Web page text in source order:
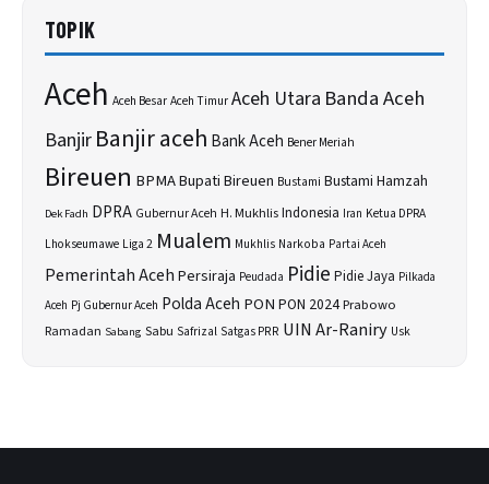
TOPIK
Aceh Aceh BesarAceh TimurAceh Utara Banda Aceh
BanjirBanjir aceh Bank Aceh Bener Meriah
Bireuen BPMABupati Bireuen Bustami Bustami Hamzah
Dek Fadh DPRA Gubernur Aceh H. MukhlisIndonesia Iran Ketua DPRA
Lhokseumawe Liga 2 Mualem Mukhlis Narkoba Partai Aceh
Pemerintah AcehPersiraja Peudada Pidie Pidie Jaya Pilkada
Aceh Pj Gubernur Aceh Polda Aceh PON PON 2024Prabowo
Ramadan Sabang Sabu Safrizal Satgas PRR UIN Ar-Raniry Usk